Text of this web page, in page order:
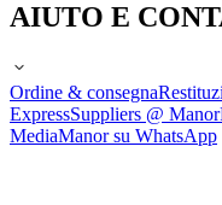
AIUTO E
Ordine & consegna
ExpressSuppliers @ Manor
MediaManor su WhatsApp